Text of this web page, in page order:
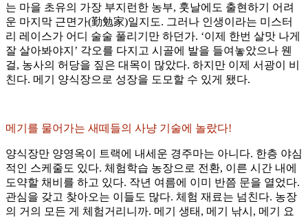
는 마을 초유의 가장 부지런한 농부, 훗날에도 출현하기 어려
운 마지막 근면가(勤勉家)일지도. 그러나 인생이라는 미스터
리 레이스가 어디 술술 풀리기만 하던가. ‘이제 한번 살맛 나게
잘 살아봐야지’ 각오를 다지고 시골에 발을 들여놓았으나 웬
걸, 농사의 허당을 짚은 대목이 많았다. 하지만 이제 서광이 비
친다. 메기 양식장으로 성장을 도모할 수 있게 됐다.
메기를 물어가는 새떼들의 사냥 기술에 놀랐다!
양식장만 양영옥이 트랙에 내세운 경주마는 아니다. 한층 야심
적인 스케줄도 있다. 체험학습 농장으로 전환, 이른 시간 내에
도약할 채비를 하고 있다. 작년 여름에 이미 반쯤 문을 열었다.
관심을 갖고 찾아오는 이들도 많다. 체험 재료는 넘친다. 농장
의 거의 모든 게 체험거리니까. 메기 생태, 메기 낚시, 메기 요